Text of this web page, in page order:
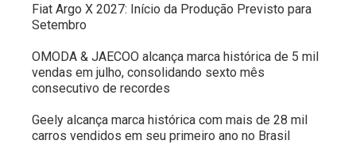
Fiat Argo X 2027: Início da Produção Previsto para
Setembro
OMODA & JAECOO alcança marca histórica de 5 mil
vendas em julho, consolidando sexto mês
consecutivo de recordes
Geely alcança marca histórica com mais de 28 mil
carros vendidos em seu primeiro ano no Brasil